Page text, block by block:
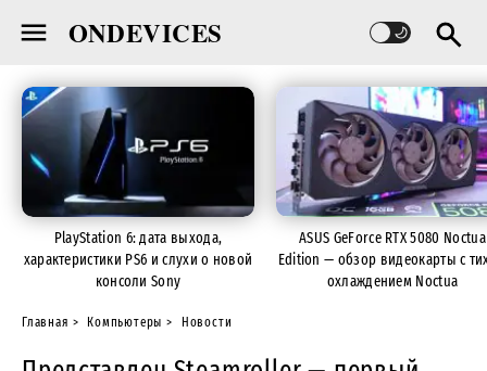
ONDEVICES
PlayStation 6: дата выхода,
характеристики PS6 и слухи о новой
консоли Sony
ASUS GeForce RTX 5080 Noctua
Edition — обзор видеокарты с
охлаждением Noctua
Главная Компьютеры Новости